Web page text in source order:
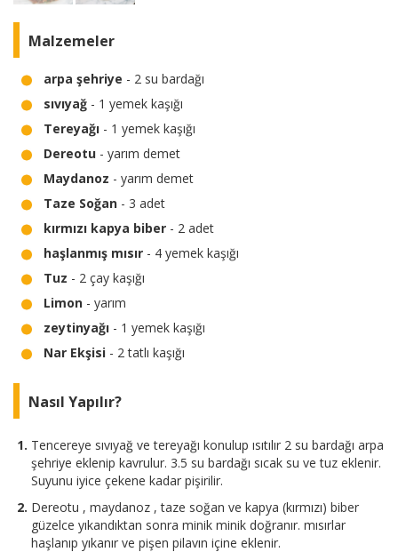
Malzemeler
arpa şehriye - 2 su bardağı
sıvıyağ - 1 yemek kaşığı
Tereyağı - 1 yemek kaşığı
Dereotu - yarım demet
Maydanoz - yarım demet
Taze Soğan - 3 adet
kırmızı kapya biber - 2 adet
haşlanmış mısır - 4 yemek kaşığı
Tuz - 2 çay kaşığı
Limon - yarım
zeytinyağı - 1 yemek kaşığı
Nar Ekşisi - 2 tatlı kaşığı
Nasıl Yapılır?
Tencereye sıvıyağ ve tereyağı konulup ısıtılır 2 su bardağı arpa
şehriye eklenip kavrulur. 3.5 su bardağı sıcak su ve tuz eklenir.
Suyunu iyice çekene kadar pişirilir.
Dereotu , maydanoz , taze soğan ve kapya (kırmızı) biber
güzelce yıkandıktan sonra minik minik doğranır. mısırlar
haşlanıp yıkanır ve pişen pilavın içine eklenir.